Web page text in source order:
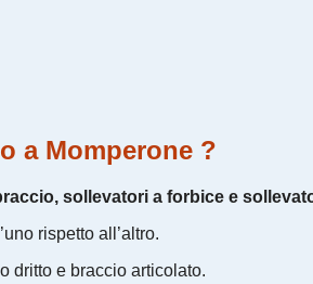
a Momperone ?
sollevatori a forbice e
rispetto all’altro.
dritto e braccio articolato.